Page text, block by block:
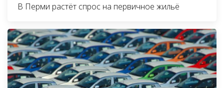
В Перми растёт спрос на первичное жильё